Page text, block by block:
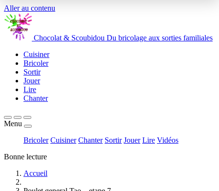
Aller au contenu
Chocolat & Scoubidou Du bricolage aux sorties familiales
Cuisiner
Bricoler
Sortir
Jouer
Lire
Chanter
Menu
Bricoler Cuisiner Chanter Sortir Jouer Lire Vidéos
Bonne lecture
Accueil